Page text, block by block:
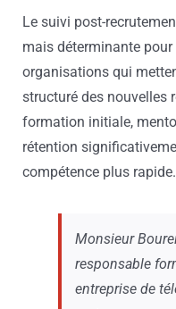
Le suivi post-
mais déterminante
organisations qui
structuré des nouvelles
formation initiale,
rétention
compétence plus rapide.
Monsieur
responsable
entreprise de